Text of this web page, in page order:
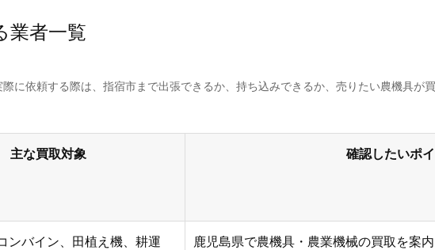
業者一覧
に依頼する際は、指宿市まで出張できるか、持ち込みできるか、売りたい農機具が
主な買取対象 確認したいポ
ンバイン、田植え機、耕運
鹿児島県で農機具・農業機械の買取を案